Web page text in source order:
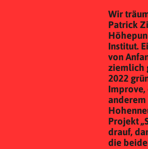
Wir
Patrick
Institut.
von
ziemlich
2022
Improve,
anderem
Projekt
drauf,
die